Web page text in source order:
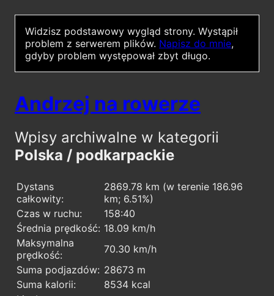
Widzisz podstawowy wygląd strony. Wystąpił
problem z serwerem plików. Napisz do mnie,
gdyby problem występował zbyt długo.
Andrzej na rowerze
Wpisy archiwalne w kategorii
Polska / podkarpackie
Dystans
całkowity:
2869.78 km (w terenie 186.96
km; 6.51%)
Czas w ruchu:
158:40
Średnia prędkość: 18.09 km/h
Maksymalna
prędkość:
70.30 km/h
Suma podjazdów: 28673 m
Suma kalorii:
8534 kcal